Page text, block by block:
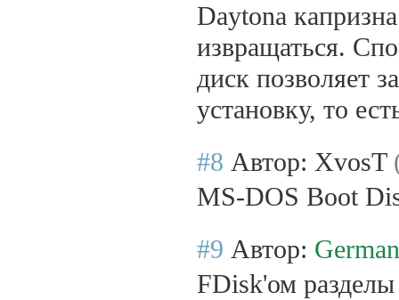
Daytona
извращаться.
диск позволяет
установку, то
#8 Автор: XvosT
MS-DOS Boot
#9 Автор: German
FDisk'ом разделы